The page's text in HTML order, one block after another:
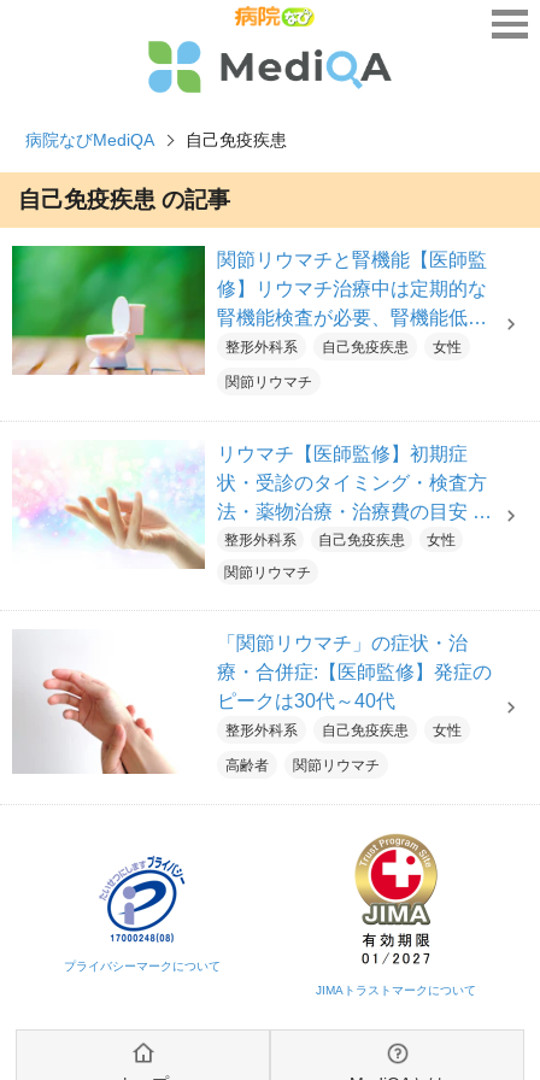
病院なびMediQA 自己免疫疾患
自己免疫疾患 の記事
関節リウマチと腎機能【医師監
修】リウマチ治療中は定期的な
腎機能検査が必要、腎機能低下
の原因・症状・検査・予防法と
腎機能低下時のリウマチ治療
整形外科系 自己免疫疾患 女性
関節リウマチ
リウマチ【医師監修】初期症
状・受診のタイミング・検査方
法・薬物治療・治療費の目安 コ
ロナ禍でもリウマチ治療を続け
ることが大切
整形外科系 自己免疫疾患
女性
関節リウマチ
「関節リウマチ」の症状・治
療・合併症:【医師監修】発症の
ピークは30代～40代
整形外科系 自己免疫疾患 女性
高齢者 関節リウマチ